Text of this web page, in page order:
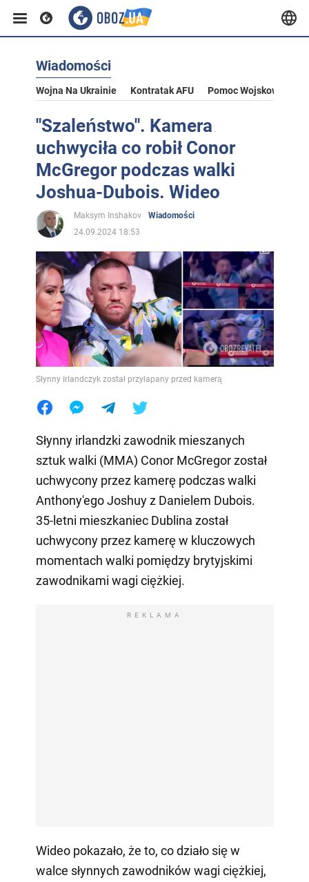
Wiadomości
Wojna Na Ukrainie Kontratak AFU Pomoc Wojskowa Dla
"Szaleństwo". Kamera
uchwyciła co robił Conor
McGregor podczas walki
Joshua-Dubois. Wideo
Maksym Inshakov
Wiadomości
24.09.2024 18:53
Słynny Irlandczyk został przyłapany przed kamerą
Słynny irlandzki zawodnik mieszanych
sztuk walki (MMA) Conor McGregor został
uchwycony przez kamerę podczas walki
Anthony'ego Joshuy z Danielem Dubois.
35-letni mieszkaniec Dublina został
uchwycony przez kamerę w kluczowych
momentach walki pomiędzy brytyjskimi
zawodnikami wagi ciężkiej.
REKLAMA
Wideo pokazało, że to, co działo się w
walce słynnych zawodników wagi ciężkiej,